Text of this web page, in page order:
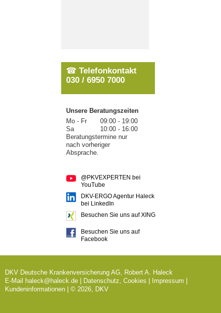
☎ Telefonkontakt
030 / 6950 7000
Unsere Beratungszeiten
Mo - Fr
09:00 - 19:00
Sa
10:00 - 16:00
Beratungstermine nur
nach vorheriger
Absprache.
@PKVEXPERTEN bei
YouTube
DKV-ERGO Agentur Haleck
bei LinkedIn
Besuchen Sie uns auf XING
Besuchen Sie uns auf
Facebook
DKV Deutsche Krankenversicherung AG, Robert A. Haleck
E-Mail
haleck@haleck.de Datenschutz, Cookies Impressum
Kundeninformationen | © 2026, DKV